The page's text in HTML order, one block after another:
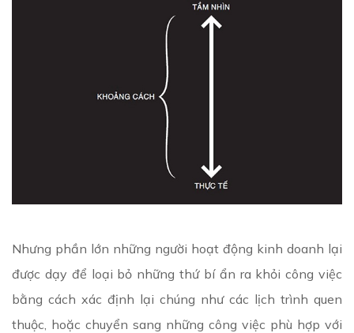
Nhưng phần lớn những người hoạt động kinh doanh lại
được dạy để loại bỏ những thứ bí ẩn ra khỏi công việc
bằng cách xác định lại chúng như các lịch trình quen
thuộc, hoặc chuyển sang những công việc phù hợp với